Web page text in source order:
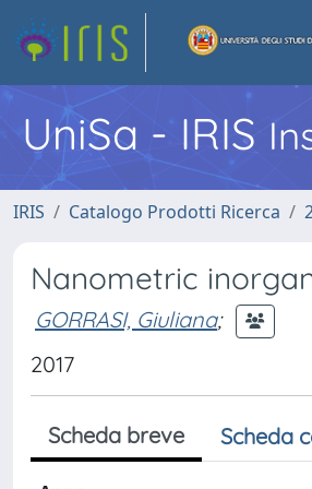
UniSa - IRIS
IRIS Catalogo Prodotti Ricerca
Nanometric
GORRASI, Giuliana;
2017
Scheda breve Scheda